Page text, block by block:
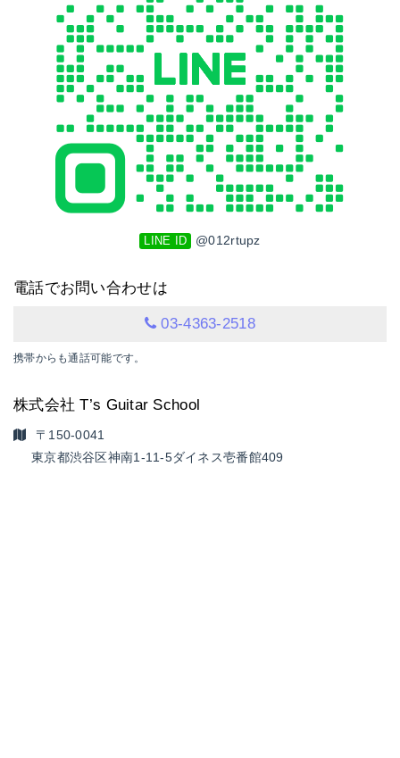
LINE ID @012rtupz
電話でお問い合わせは
03-4363-2518
携帯からも通話可能です。
株式会社 T’s Guitar School
〒150-0041
東京都渋谷区神南1-11-5ダイネス壱番館409